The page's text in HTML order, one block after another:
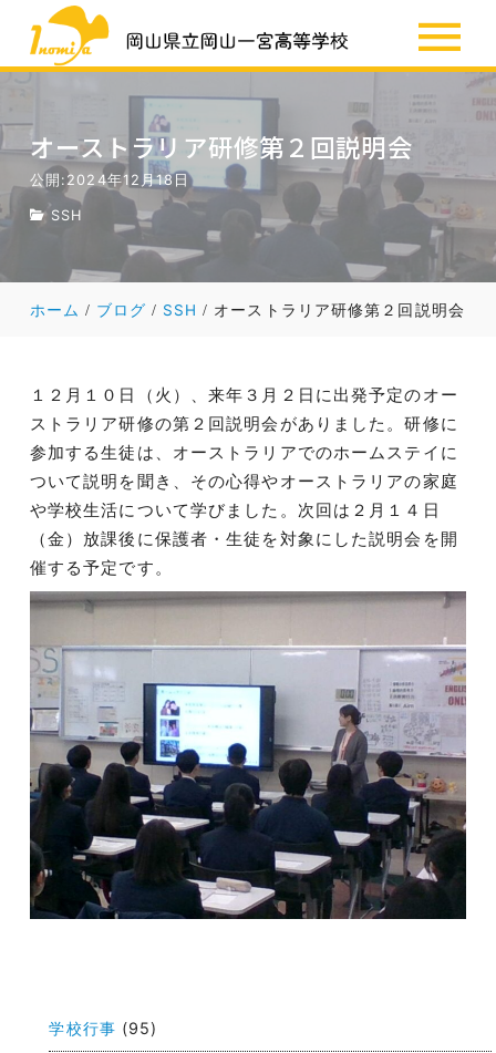
SSH
お知らせ
オーストラリア研修第２回説明会
公開:2024年12月18日
SSH
ホーム ブログ SSH オーストラリア研修第２回説明会
１２月１０日（火）、来年３月２日に出発予定のオー
ストラリア研修の第２回説明会がありました。研修に
参加する生徒は、オーストラリアでのホームステイに
ついて説明を聞き、その心得やオーストラリアの家庭
や学校生活について学びました。次回は２月１４日
（金）放課後に保護者・生徒を対象にした説明会を開
催する予定です。
ナ学校行事 (95)